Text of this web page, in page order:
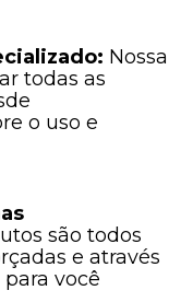
Nossa
todas as
o uso e
são todos
e através
você